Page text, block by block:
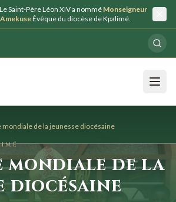
Le Saint-Père Léon XIV a nommé Monseigneur
Évêque du diocèse de Kpalimé.
mondiale de la jeunesse diocésaine
mondiale de la
diocésaine